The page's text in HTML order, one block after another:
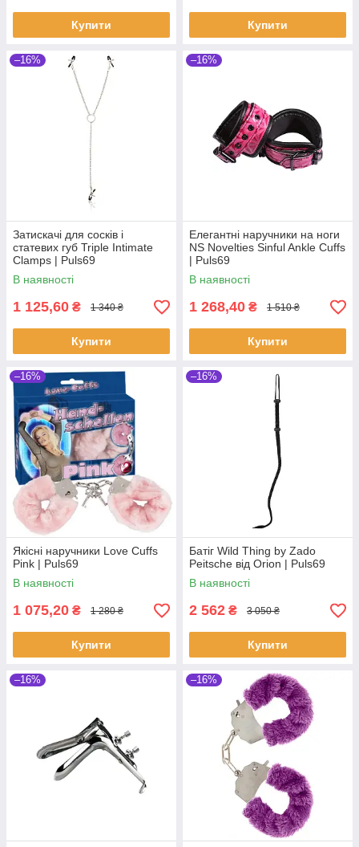
Купити Купити
–16%
Затискачі для сосків і
статевих губ Triple Intimate
Clamps | Puls69
В наявності
1 125,60 ₴ 1 340 ₴
Купити
–16%
Елегантні наручники на ноги
NS Novelties Sinful Ankle Cuffs
| Puls69
В наявності
1 268,40 ₴ 1 510 ₴
Купити
–16%
Якісні наручники Love Cuffs
Pink | Puls69
В наявності
1 075,20 ₴ 1 280 ₴
Купити
–16%
Батіг Wild Thing by Zado
Peitsche від Orion | Puls69
В наявності
2 562 ₴ 3 050 ₴
Купити
–16% –16%